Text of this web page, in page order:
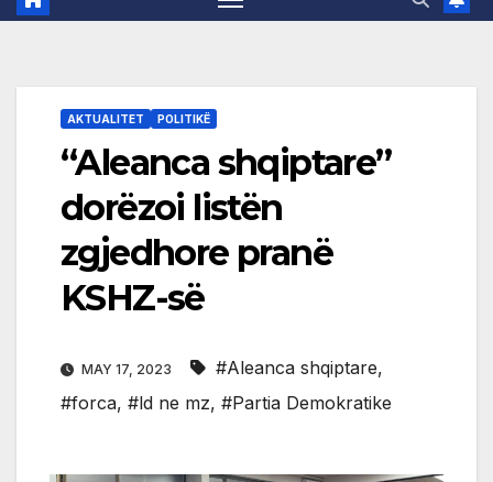
AKTUALITET POLITIKË
“Aleanca shqiptare”
dorëzoi listën
zgjedhore pranë
KSHZ-së
MAY 17, 2023 #Aleanca shqiptare,
#forca, #ld ne mz, #Partia Demokratike